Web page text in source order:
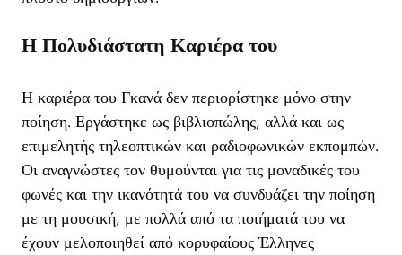
Η Πολυδιάστατη Καριέρα του
Η καριέρα του Γκανά δεν περιορίστηκε μόνο στην
ποίηση. Εργάστηκε ως βιβλιοπώλης, αλλά και ως
επιμελητής τηλεοπτικών και ραδιοφωνικών εκπομπών.
Οι αναγνώστες τον θυμούνται για τις μοναδικές του
φωνές και την ικανότητά του να συνδυάζει την ποίηση
με τη μουσική, με πολλά από τα ποιήματά του να
έχουν μελοποιηθεί από κορυφαίους Έλληνες